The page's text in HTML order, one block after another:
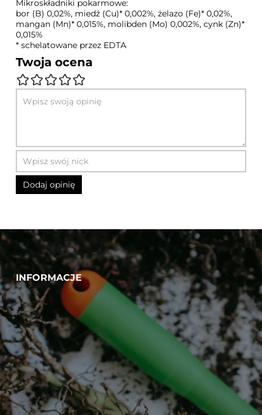
Mikroskładniki pokarmowe:
bor (B) 0,02%, miedź (Cu)* 0,002%, żelazo (Fe)* 0,02%,
mangan (Mn)* 0,015%, molibden (Mo) 0,002%, cynk (Zn)*
0,015%
* schelatowane przez EDTA
Twoja ocena
INFORMACJE